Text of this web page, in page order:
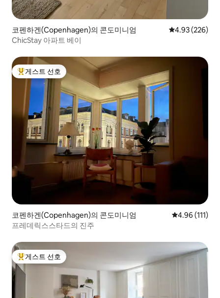
코펜하겐(Copenhagen)의 콘도미니엄 평점 4.93점(5
4.93 (226)
ChicStay 아파트 베이
상위 게스트 선호
게스트 선호
코펜하겐(Copenhagen)의 콘도미니엄 평점 4.96점(5
4.96 (111)
프레데릭스스타드의 진주
상위 게스트 선호
게스트 선호